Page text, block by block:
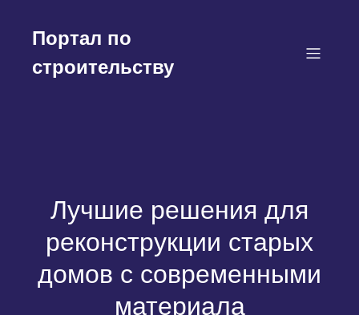
содержимому
Портал по
строительству
Лучшие решения для
реконструкции старых
домов с современными
материала